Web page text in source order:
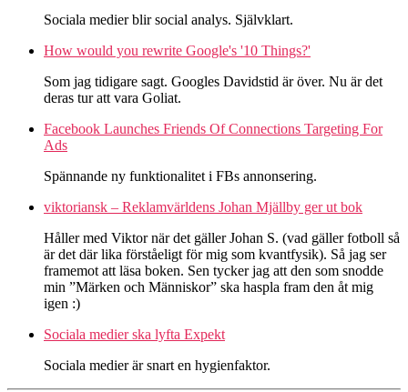
Sociala medier blir social analys. Självklart.
How would you rewrite Google's '10 Things?'
Som jag tidigare sagt. Googles Davidstid är över. Nu är det
deras tur att vara Goliat.
Facebook Launches Friends Of Connections Targeting For
Ads
Spännande ny funktionalitet i FBs annonsering.
viktoriansk – Reklamvärldens Johan Mjällby ger ut bok
Håller med Viktor när det gäller Johan S. (vad gäller fotboll så
är det där lika förståeligt för mig som kvantfysik). Så jag ser
framemot att läsa boken. Sen tycker jag att den som snodde
min ”Märken och Människor” ska haspla fram den åt mig
igen :)
Sociala medier ska lyfta Expekt
Sociala medier är snart en hygienfaktor.